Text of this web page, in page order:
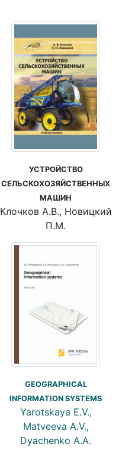
УСТРОЙСТВО
СЕЛЬСКОХОЗЯЙСТВЕННЫХ
МАШИН
Клочков А.В., Новицкий
П.М.
GEOGRAPHICAL
INFORMATION SYSTEMS
Yarotskaya E.V.,
Matveeva A.V.,
Dyachenko A.A.